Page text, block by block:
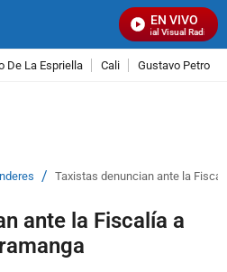
EN VIVO
Señal Visual Radio
De La Espriella Cali Gustavo Petro
/ Taxistas denuncian ante la
ante la Fiscalía a